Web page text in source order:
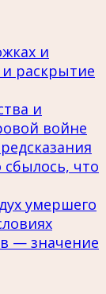
и
раскрытие
и
войне
что
умершего
— значение